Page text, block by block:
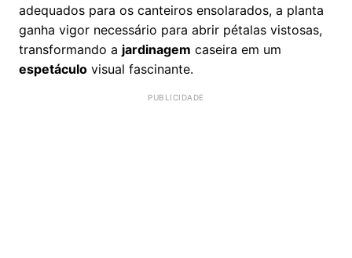
adequados para os canteiros ensolarados, a planta
ganha vigor necessário para abrir pétalas vistosas,
transformando a jardinagem caseira em um
espetáculo visual fascinante.